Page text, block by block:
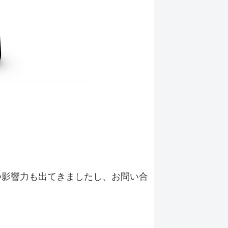
響力も出てきましたし、お問い合